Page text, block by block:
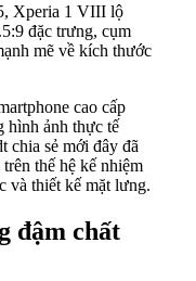
Xperia 1 VIII lộ
đặc trưng, cụm
mẽ về kích thước
cao cấp
hình ảnh thực tế
chia sẻ mới đây đã
thế hệ kế nhiệm
và thiết kế mặt lưng.
đậm chất